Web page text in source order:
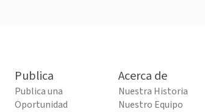
Publica
Publica una
Oportunidad
Acerca de
Nuestra Historia
Nuestro Equipo